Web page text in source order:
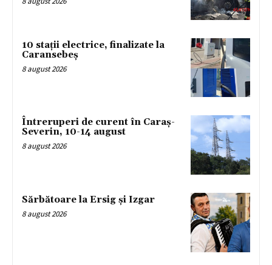
10 stații electrice, finalizate la
Caransebeș
8 august 2026
Întreruperi de curent în Caraș-
Severin, 10-14 august
8 august 2026
Sărbătoare la Ersig și Izgar
8 august 2026